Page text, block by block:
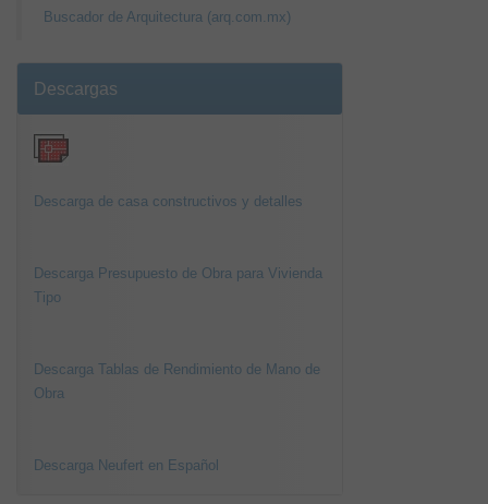
Buscador de Arquitectura (arq.com.mx)
Descargas
Descarga de casa constructivos y detalles
Descarga Presupuesto de Obra para Vivienda
Tipo
Descarga Tablas de Rendimiento de Mano de
Obra
Descarga Neufert en Español